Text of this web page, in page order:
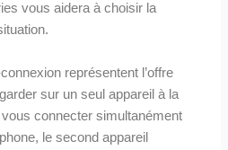
vous aidera à choisir la
représentent l’offre
sur un seul appareil à la
connecter simultanément
le second appareil